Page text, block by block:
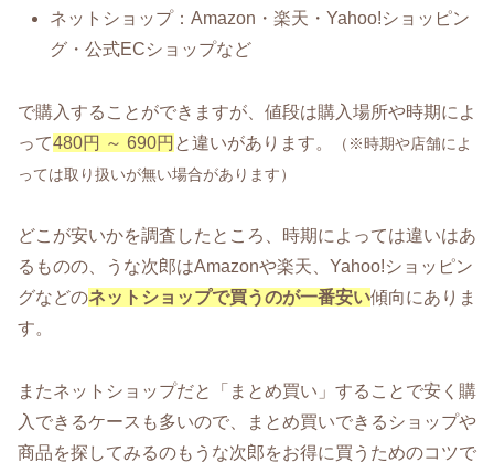
ネットショップ：Amazon・楽天・Yahoo!ショッピン
グ・公式ECショップなど
で購入することができますが、値段は購入場所や時期によ
って480円 ～ 690円 と違いがあります。
（※時期や店舗によ
っては取り扱いが無い場合があります）
どこが安いかを調査したところ、時期によっては違いはあ
るものの、うな次郎はAmazonや楽天、Yahoo!ショッピン
グなどのネットショップで買うのが一番安い傾向にありま
す。
またネットショップだと「まとめ買い」することで安く購
入できるケースも多いので、まとめ買いできるショップや
商品を探してみるのもうな次郎をお得に買うためのコツで